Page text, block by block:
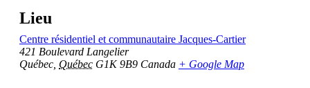
Lieu
Centre résidentiel et communautaire Jacques-Cartier
421 Boulevard Langelier
Québec Québec G1K 9B9 Canada + Google Map